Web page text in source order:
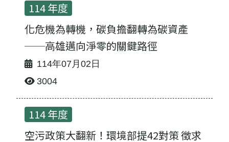
114 年度
化危機為轉機，碳負擔翻轉為碳資產
──高雄邁向淨零的關鍵路徑
114年07月02日
3004
114 年度
空污政策大翻新！環境部提42對策 徵求